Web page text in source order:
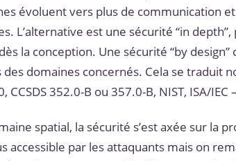
évoluent vers plus de communication
L’alternative est une sécurité “in
la conception. Une sécurité “by
des domaines concernés. Cela se traduit
CCSDS 352.0-B ou 357.0-B, NIST, ISA/
spatial, la sécurité s’est axée sur la
accessible par les attaquants mais on